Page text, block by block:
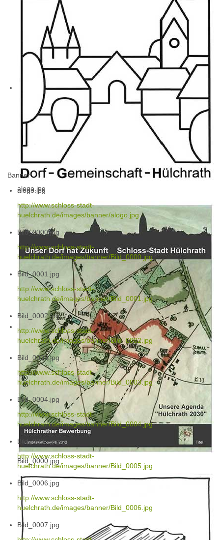
alogo.jpg
Bild_0000.jpg
Banner
alogo.jpg
http://www.schloss-stadt-
huelchrath.de/images/banner/alogo.jpg
Bild_0000.jpg
http://www.schloss-stadt-
huelchrath.de/images/banner/Bild_0000.jpg
Bild_0001.jpg
http://www.schloss-stadt-
huelchrath.de/images/banner/Bild_0001.jpg
Bild_0002.jpg
http://www.schloss-stadt-
huelchrath.de/images/banner/Bild_0002.jpg
Bild_0003.jpg
http://www.schloss-stadt-
huelchrath.de/images/banner/Bild_0003.jpg
Bild_0004.jpg
http://www.schloss-stadt-
huelchrath.de/images/banner/Bild_0004.jpg
Bild_0005.jpg
http://www.schloss-stadt-
huelchrath.de/images/banner/Bild_0005.jpg
Bild_0006.jpg
http://www.schloss-stadt-
huelchrath.de/images/banner/Bild_0006.jpg
Bild_0007.jpg